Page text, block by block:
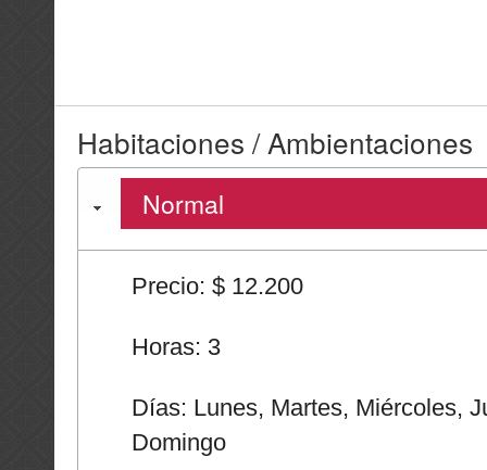
Habitaciones / Ambientaciones
Normal
Precio: $ 12.200
Horas: 3
Días: Lunes, Martes, Miércoles,
Domingo